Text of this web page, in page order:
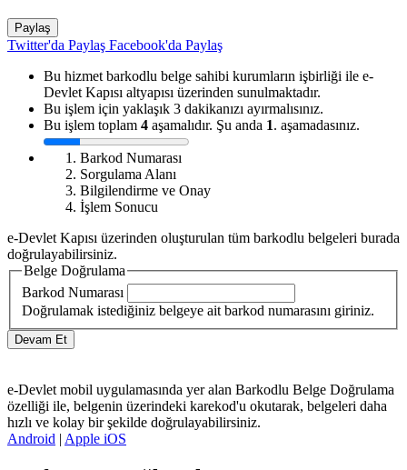
Paylaş
Twitter'da Paylaş Facebook'da Paylaş
Bu hizmet barkodlu belge sahibi kurumların işbirliği ile e-
Devlet Kapısı altyapısı üzerinden sunulmaktadır.
Bu işlem için yaklaşık 3 dakikanızı ayırmalısınız.
Bu işlem toplam 4 aşamalıdır. Şu anda 1. aşamadasınız.
Barkod Numarası
Sorgulama Alanı
Bilgilendirme ve Onay
İşlem Sonucu
e-Devlet Kapısı üzerinden oluşturulan tüm barkodlu belgeleri burada
doğrulayabilirsiniz.
Belge Doğrulama
Barkod Numarası
Doğrulamak istediğiniz belgeye ait barkod numarasını giriniz.
e-Devlet mobil uygulamasında yer alan Barkodlu Belge Doğrulama
özelliği ile, belgenin üzerindeki karekod'u okutarak, belgeleri daha
hızlı ve kolay bir şekilde doğrulayabilirsiniz.
Android | Apple iOS